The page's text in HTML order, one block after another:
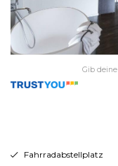
Gib
Fahrradabstellplatz